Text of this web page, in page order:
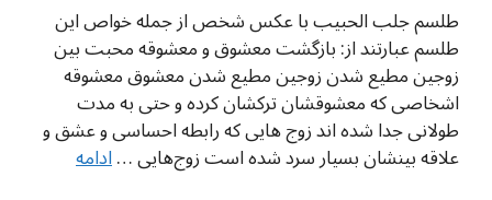
طلسم جلب الحبیب با عکس شخص از جمله خواص این
طلسم عبارتند از: بازگشت معشوق و معشوقه محبت بین
زوجین مطیع شدن زوجین مطیع شدن معشوق معشوقه
اشخاصی که معشوقشان ترکشان کرده و حتی به مدت
طولانی جدا شده اند زوج هایی که رابطه احساسی و عشق و
علاقه بینشان بسیار سرد شده است زوج‌هایی …ادامه